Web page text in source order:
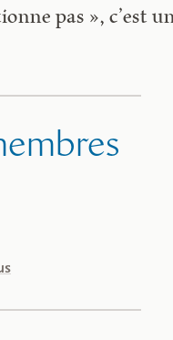
pas », c’est